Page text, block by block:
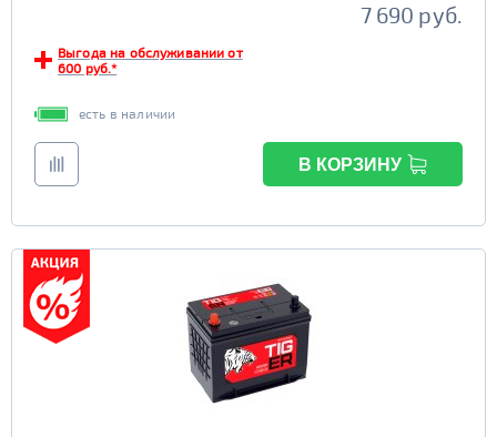
7 690 руб.
Выгода на обслуживании от
600 руб.*
есть в наличии
В КОРЗИНУ